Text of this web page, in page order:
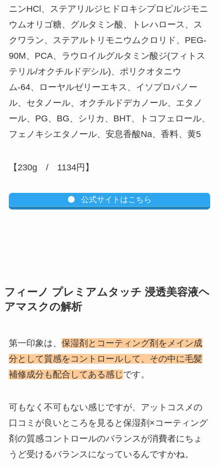
ニンHCl、ステアリルジヒドロキシプロピルジモニ
ウムオリゴ糖、グルタミン酸、トレハロース、ス
クワラン、ステアルトリモニウムクロリド、PEG-
90M、PCA、ラウロイルグルタミン酸ジ(フィトス
テリル/オクチルドデシル)、ポリクオタニウ
ム-64、ローヤルゼリーエキス、イソプロパノー
ル、セタノール、オクチルドデカノール、エタノ
ール、PG、BG、シリカ、BHT、トコフェロール、
フェノキシエタノール、安息香酸Na、香料、黄5
【230g / 1134円】
公式サイトはこちら
フィーノ プレミアムタッチ 浸透美容液ヘ
アマスクの解析
第一印象は、 保湿剤とコーティング剤をメイン成
分として質感をコントロールして、その中に毛髪
補修成分も配合してある感じです。
可もなく不可もない感じですが、アットコスメの
口コミが良いところを見ると保湿剤×コーティング
剤の質感コントロールのバランスが消費者にちょ
うど受けるバランスになっているんですかね。